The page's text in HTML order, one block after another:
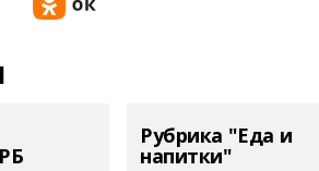
Рубрика "Еда и
напитки"